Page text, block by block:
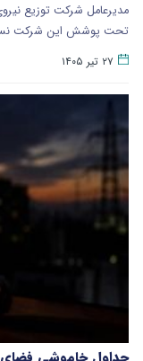
تحت پوشش این شرکت
۲۷ تیر ۱۴۰۵